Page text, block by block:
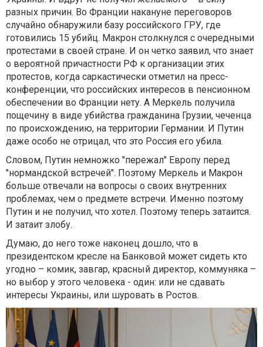
разных причин. Во Франции накануне переговоров
случайно обнаружили базу российского ГРУ, где
готовились 15 убийц. Макрон столкнулся с очередными
протестами в своей стране. И он четко заявил, что знает
о вероятной причастности РФ к организации этих
протестов, когда саркастически отметил на пресс-
конференции, что российских интересов в пенсионном
обеспечении во Франции нету. А Меркель получила
пощечину в виде убийства гражданина Грузии, чеченца
по происхождению, на территории Германии. И Путин
даже особо не отрицал, что это Россия его убила.
Словом, Путин немножко "пережал" Европу перед
"нормандской встречей". Поэтому Меркель и Макрон
больше отвечали на вопросы о своих внутренних
проблемах, чем о предмете встречи. Именно поэтому
Путин и не получил, что хотел. Поэтому теперь затаится.
И затаит злобу.
Думаю, до него тоже наконец дошло, что в
президентском кресле на Банковой может сидеть кто
угодно – комик, завгар, красный директор, коммуняка –
но выбор у этого человека - один: или не сдавать
интересы Украины, или шуровать в Ростов.